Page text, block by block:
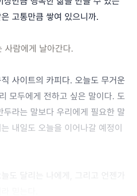
고통만큼 쌓여 있으니까.
사람에게 날아간다.
사이트의 카피다. 오늘도 무거운
모두에게 전하고 싶은 말이다. 도
두라는 말보다 우리에게 필요한 말
내일도 오늘을 이어나갈 예정이
도 달리는 나에게, 그리고 언젠가